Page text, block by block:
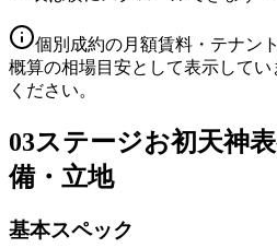
個別成約の月額賃料・テナン
概算の相場目安として表示して
ください。
03ステージお初天神
備・立地
基本スペック